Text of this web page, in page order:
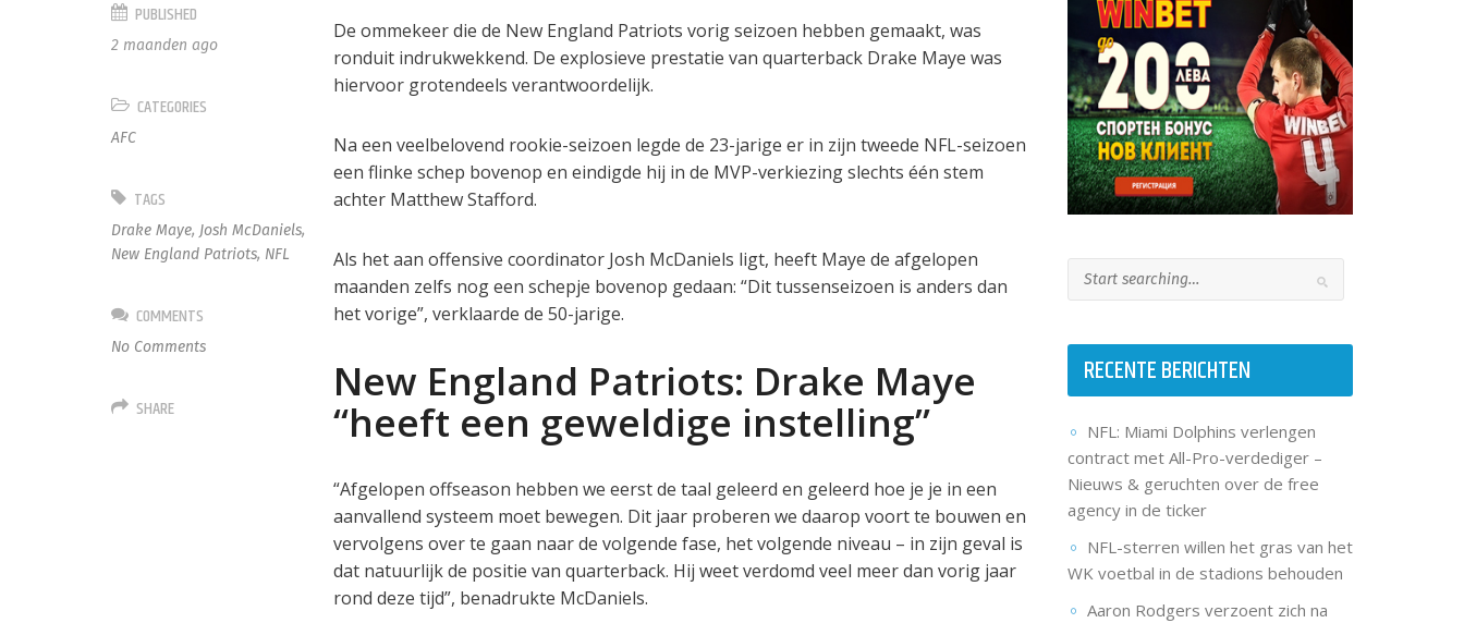
De ommekeer die de New England Patriots vorig seizoen hebben gemaakt, was
ronduit indrukwekkend. De explosieve prestatie van quarterback Drake Maye was
hiervoor grotendeels verantwoordelijk.
Na een veelbelovend rookie-seizoen legde de 23-jarige er in zijn tweede NFL-seizoen
een flinke schep bovenop en eindigde hij in de MVP-verkiezing slechts één stem
achter Matthew Stafford.
Als het aan offensive coordinator Josh McDaniels ligt, heeft Maye de afgelopen
maanden zelfs nog een schepje bovenop gedaan: “Dit tussenseizoen is anders dan
het vorige”, verklaarde de 50-jarige.
New England Patriots: Drake Maye
“heeft een geweldige instelling”
“Afgelopen offseason hebben we eerst de taal geleerd en geleerd hoe je je in een
aanvallend systeem moet bewegen. Dit jaar proberen we daarop voort te bouwen en
vervolgens over te gaan naar de volgende fase, het volgende niveau – in zijn geval is
dat natuurlijk de positie van quarterback. Hij weet verdomd veel meer dan vorig jaar
rond deze tijd”, benadrukte McDaniels.
PUBLISHED
2 maanden ago
CATEGORIES
AFC
TAGS
Drake Maye, Josh McDaniels,
New England Patriots, NFL
COMMENTS
No Comments
SHARE
RECENTE BERICHTEN
NFL: Miami Dolphins verlengen
contract met All-Pro-verdediger –
Nieuws & geruchten over de free
agency in de ticker
NFL-sterren willen het gras van het
WK voetbal in de stadions behouden
Aaron Rodgers verzoent zich na